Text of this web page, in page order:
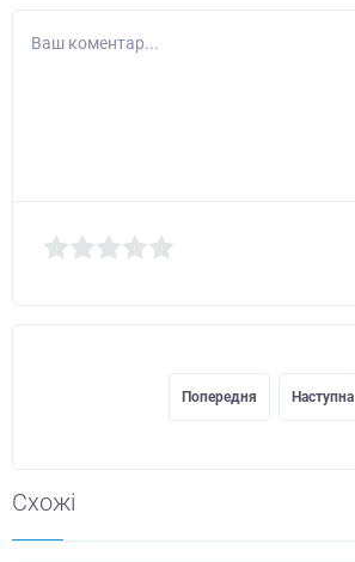
Ваш коментар...
Попередня Наступна
Схожі